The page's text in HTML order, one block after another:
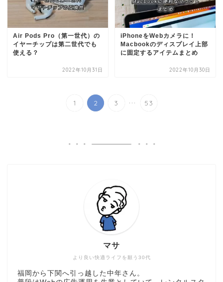
Air Pods Pro（第一世代）の
イヤーチップは第二世代でも
使える？
2022年10月31日
iPhoneをWebカメラに！
Macbookのディスプレイ上部
に固定するアイテムまとめ
2022年10月30日
1 2 3 ... 53
より良い快適ライフを願う30代
マサ
福岡から下関へ引っ越した中年さん。